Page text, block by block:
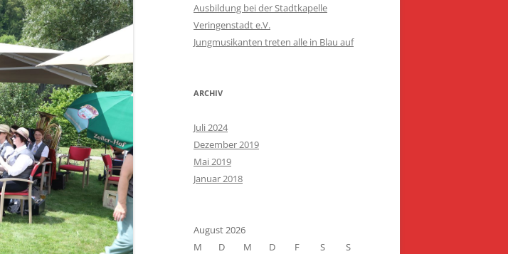
Ausbildung bei der Stadtkapelle
Veringenstadt e.V.
Jungmusikanten treten alle in Blau auf
ARCHIV
Juli 2024
Dezember 2019
Mai 2019
Januar 2018
August 2026
M
D M D F S
S